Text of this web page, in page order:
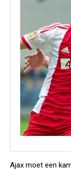
Ajax moet een